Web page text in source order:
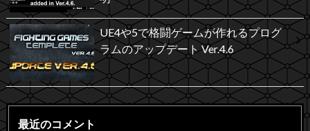
UE4や5で格闘ゲームが作れるプログ
ラムのアップデート Ver.4.6
最近のコメント